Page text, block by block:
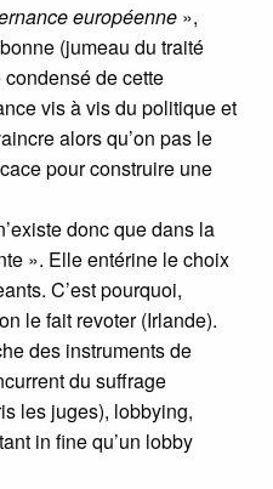
européenne »,
(jumeau du traité
de cette
vis à vis du politique et
alors qu’on pas le
pour construire une
donc que dans la
». Elle entérine le choix
C’est pourquoi,
le fait revoter (Irlande).
des instruments de
du suffrage
les juges), lobbying,
in fine qu’un lobby